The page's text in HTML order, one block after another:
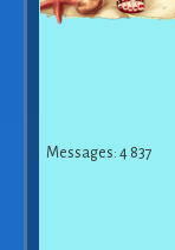
Messages: 4 837